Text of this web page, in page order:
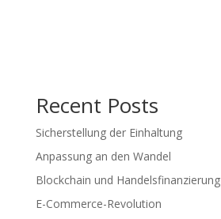
Recent Posts
Sicherstellung der Einhaltung
Anpassung an den Wandel
Blockchain und Handelsfinanzierung
E-Commerce-Revolution